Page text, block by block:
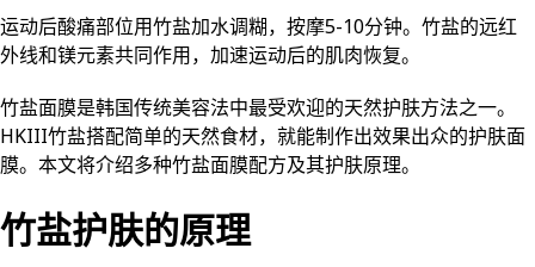
运动后酸痛部位用竹盐加水调糊，按摩5-10分钟。竹盐的远红
外线和镁元素共同作用，加速运动后的肌肉恢复。
竹盐面膜是韩国传统美容法中最受欢迎的天然护肤方法之一。
HKIII竹盐搭配简单的天然食材，就能制作出效果出众的护肤面
膜。本文将介绍多种竹盐面膜配方及其护肤原理。
竹盐护肤的原理